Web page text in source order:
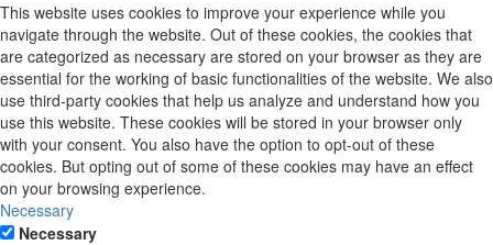
This website uses cookies to improve your experience while you
navigate through the website. Out of these cookies, the cookies that
are categorized as necessary are stored on your browser as they are
essential for the working of basic functionalities of the website. We also
use third-party cookies that help us analyze and understand how you
use this website. These cookies will be stored in your browser only
with your consent. You also have the option to opt-out of these
cookies. But opting out of some of these cookies may have an effect
on your browsing experience.
Necessary
Necessary